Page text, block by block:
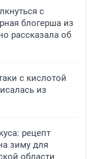
с
блогерша из
рассказала об
с кислотой
из
рецепт
зиму для
области